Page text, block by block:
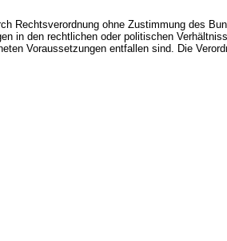
Rechtsverordnung ohne Zustimmung des
in den rechtlichen oder politischen
Voraussetzungen entfallen sind. Die